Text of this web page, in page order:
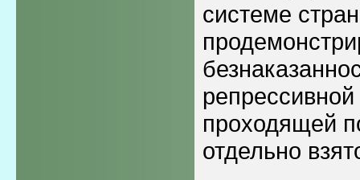
системе
проходящей
отдельно